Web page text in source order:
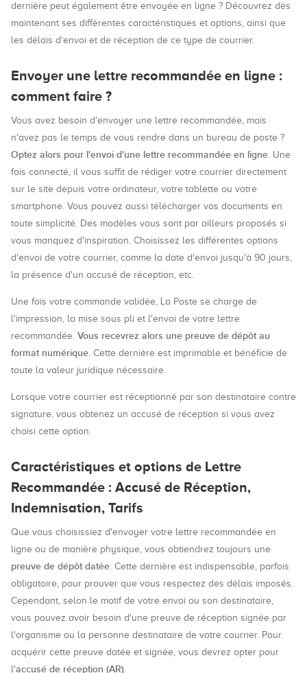
dernière peut également être envoyée en ligne ? Découvrez dès
maintenant ses différentes caractéristiques et options, ainsi que
les délais d'envoi et de réception de ce type de courrier.
Envoyer une lettre recommandée en ligne :
comment faire ?
Vous avez besoin d'envoyer une lettre recommandée, mais
n'avez pas le temps de vous rendre dans un bureau de poste ?
Optez alors pour l'envoi d'une lettre recommandée en ligne. Une
fois connecté, il vous suffit de rédiger votre courrier directement
sur le site depuis votre ordinateur, votre tablette ou votre
smartphone. Vous pouvez aussi télécharger vos documents en
toute simplicité. Des modèles vous sont par ailleurs proposés si
vous manquez d'inspiration. Choisissez les différentes options
d'envoi de votre courrier, comme la date d'envoi jusqu'à 90 jours,
la présence d'un accusé de réception, etc.
Une fois votre commande validée, La Poste se charge de
l'impression, la mise sous pli et l'envoi de votre lettre
recommandée. Vous recevrez alors une preuve de dépôt au
format numérique. Cette dernière est imprimable et bénéficie de
toute la valeur juridique nécessaire.
Lorsque votre courrier est réceptionné par son destinataire contre
signature, vous obtenez un accusé de réception si vous avez
choisi cette option.
Caractéristiques et options de Lettre
Recommandée : Accusé de Réception,
Indemnisation, Tarifs
Que vous choisissiez d'envoyer votre lettre recommandée en
ligne ou de manière physique, vous obtiendrez toujours une
preuve de dépôt datée. Cette dernière est indispensable, parfois
obligatoire, pour prouver que vous respectez des délais imposés.
Cependant, selon le motif de votre envoi ou son destinataire,
vous pouvez avoir besoin d'une preuve de réception signée par
l'organisme ou la personne destinataire de votre courrier. Pour
acquérir cette preuve datée et signée, vous devrez opter pour
l'accusé de réception (AR).